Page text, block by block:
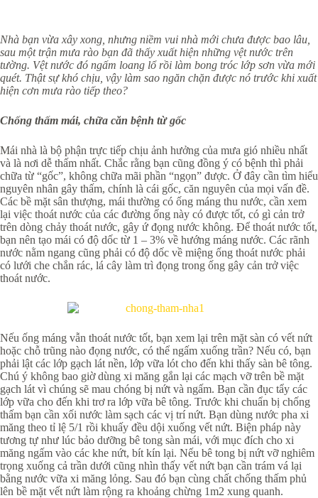
Nhà bạn vừa xây xong, nhưng niềm vui nhà mới chưa được bao lâu,
sau một trận mưa rào bạn đã thấy xuất hiện những vệt nước trên
tường. Vệt nước đó ngấm loang lổ rồi làm bong tróc lớp sơn vừa mới
quét. Thật sự khó chịu, vậy làm sao ngăn chặn được nó trước khi xuất
hiện cơn mưa rào tiếp theo?
Chống thấm mái, chữa căn bệnh từ gốc
Mái nhà là bộ phận trực tiếp chịu ảnh hưởng của mưa gió nhiều nhất
và là nơi dễ thấm nhất. Chắc rằng bạn cũng đồng ý có bệnh thì phải
chữa từ “gốc”, không chữa mãi phần “ngọn” được. Ở đây cần tìm hiểu
nguyên nhân gây thấm, chính là cái gốc, căn nguyên của mọi vấn đề.
Các bề mặt sân thượng, mái thường có ống máng thu nước, cần xem
lại việc thoát nước của các đường ống này có được tốt, có gì cản trở
trên dòng chảy thoát nước, gây ứ đọng nước không. Để thoát nước tốt,
bạn nên tạo mái có độ dốc từ 1 – 3% về hướng máng nước. Các rãnh
nước nằm ngang cũng phải có độ dốc về miệng ống thoát nước phải
có lưới che chắn rác, lá cây làm trì đọng trong ống gây cản trở việc
thoát nước.
Nếu ống máng vẫn thoát nước tốt, bạn xem lại trên mặt sàn có vết nứt
hoặc chỗ trũng nào đọng nước, có thể ngấm xuống trần? Nếu có, bạn
phải lật các lớp gạch lát nền, lớp vữa lót cho đến khi thấy sàn bê tông.
Chú ý không bao giờ dùng xi măng gắn lại các mạch vỡ trên bề mặt
gạch lát vì chúng sẽ mau chóng bị nứt và ngấm. Bạn cần đục tẩy các
lớp vữa cho đến khi trơ ra lớp vữa bê tông. Trước khi chuẩn bị chống
thấm bạn cần xối nước làm sạch các vị trí nứt. Bạn dùng nước pha xi
măng theo tỉ lệ 5/1 rồi khuấy đều dội xuống vết nứt. Biện pháp này
tương tự như lúc bảo dưỡng bê tong sàn mái, với mục đích cho xi
măng ngấm vào các khe nứt, bít kín lại. Nếu bê tong bị nứt vỡ nghiêm
trọng xuống cả trần dưới cũng nhìn thấy vết nứt bạn cần trám vá lại
bằng nước vữa xi măng lỏng. Sau đó bạn cùng chất chống thấm phủ
lên bề mặt vết nứt làm rộng ra khoảng chừng 1m2 xung quanh.